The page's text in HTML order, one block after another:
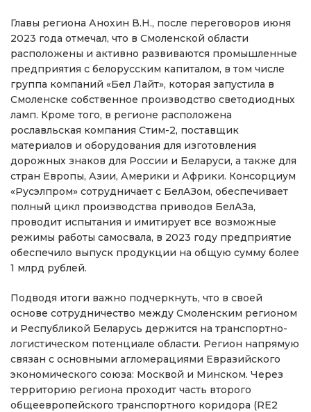
Главы региона Анохин В.Н., после переговоров июня
2023 года отмечал, что в Смоленской области
расположены и активно развиваются промышленные
предприятия с белорусским капиталом, в том числе
группа компаний «Бел Лайт», которая запустила в
Смоленске собственное производство светодиодных
ламп. Кроме того, в регионе расположена
рославльская компания Стим-2, поставщик
материалов и оборудования для изготовления
дорожных знаков для России и Беларуси, а также для
стран Европы, Азии, Америки и Африки. Консорциум
«Русэлпром» сотрудничает с БелАЗом, обеспечивает
полный цикл производства приводов БелАЗа,
проводит испытания и имитирует все возможные
режимы работы самосвала, в 2023 году предприятие
обеспечило выпуск продукции на общую сумму более
1 млрд рублей.
Подводя итоги важно подчеркнуть, что в своей
основе сотрудничество между Смоленским регионом
и Республикой Беларусь держится на транспортно-
логистическом потенциале области. Регион напрямую
связан с основными агломерациями Евразийского
экономического союза: Москвой и Минском. Через
территорию региона проходит часть второго
общеевропейского транспортного коридора (RE2